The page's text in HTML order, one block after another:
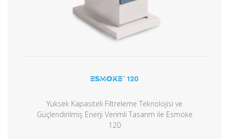
Yüksek Kapasiteli Filtreleme Teknolojisi ve
Güçlendirilmiş Enerji Verimli Tasarım ile Esmoke
120